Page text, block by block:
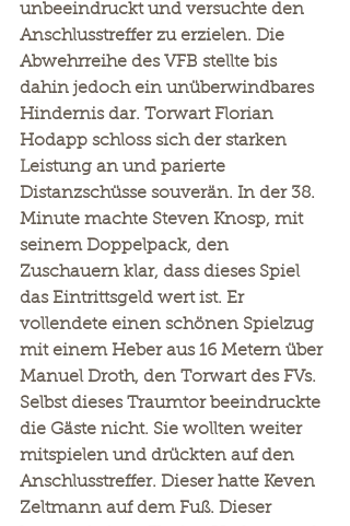
unbeeindruckt und versuchte den
Anschlusstreffer zu erzielen. Die
Abwehrreihe des VFB stellte bis
dahin jedoch ein unüberwindbares
Hindernis dar. Torwart Florian
Hodapp schloss sich der starken
Leistung an und parierte
Distanzschüsse souverän. In der 38.
Minute machte Steven Knosp, mit
seinem Doppelpack, den
Zuschauern klar, dass dieses Spiel
das Eintrittsgeld wert ist. Er
vollendete einen schönen Spielzug
mit einem Heber aus 16 Metern über
Manuel Droth, den Torwart des FVs.
Selbst dieses Traumtor beeindruckte
die Gäste nicht. Sie wollten weiter
mitspielen und drückten auf den
Anschlusstreffer. Dieser hatte Keven
Zeltmann auf dem Fuß. Dieser